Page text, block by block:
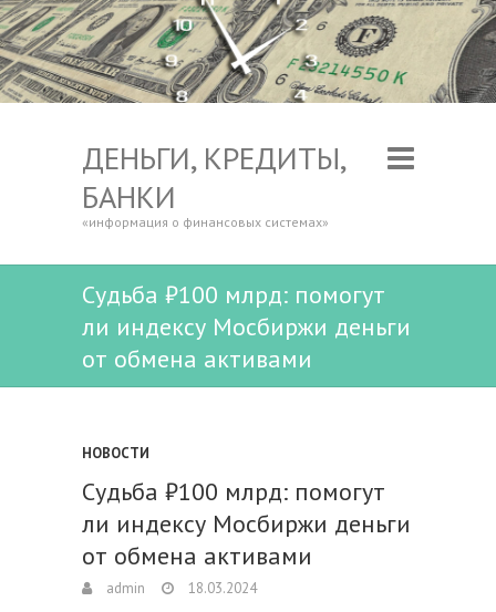
ДЕНЬГИ, КРЕДИТЫ,
БАНКИ
«информация о финансовых системах»
Судьба ₽100 млрд: помогут
ли индексу Мосбиржи деньги
от обмена активами
НОВОСТИ
Судьба ₽100 млрд: помогут
ли индексу Мосбиржи деньги
от обмена активами
admin 18.03.2024